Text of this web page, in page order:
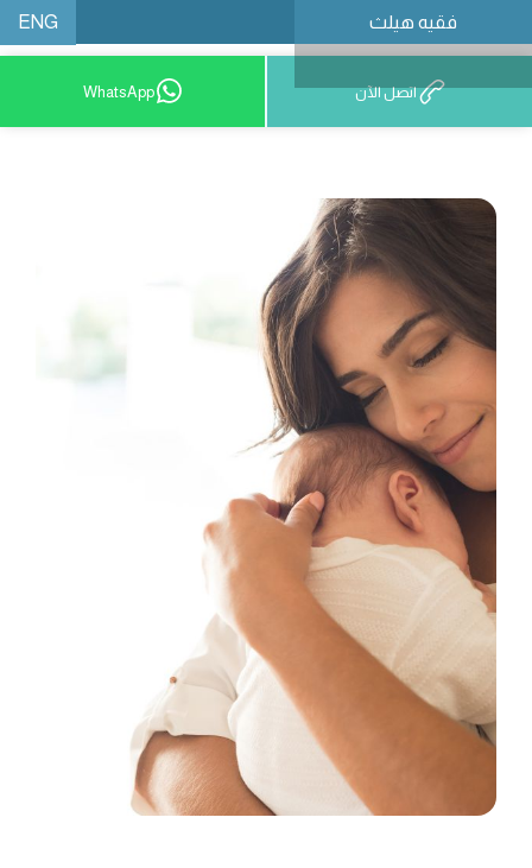
فقيه هيلث ENG
احجز موعدًا اتصل الآن WhatsApp